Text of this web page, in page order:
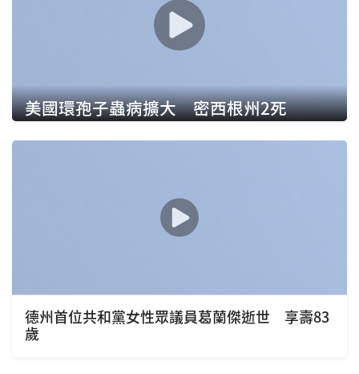
美國環孢子蟲病擴大 密西根州2死
德州首位共和黨女性眾議員葛蘭傑逝世 享壽83
歲